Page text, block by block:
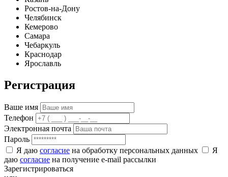
Ростов-на-Дону
Челябинск
Кемерово
Самара
Чебаркуль
Краснодар
Ярославль
Регистрация
Ваше имя
Телефон
Электронная почта
Пароль
Я даю согласие на обработку персональных данных
Я
даю согласие на получение e-mail рассылки
Зарегистрироваться